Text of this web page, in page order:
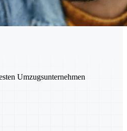
Umzugsunternehmen